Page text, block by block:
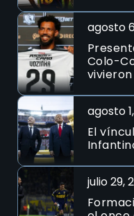
agosto
Colo-
agosto
El
julio 29,